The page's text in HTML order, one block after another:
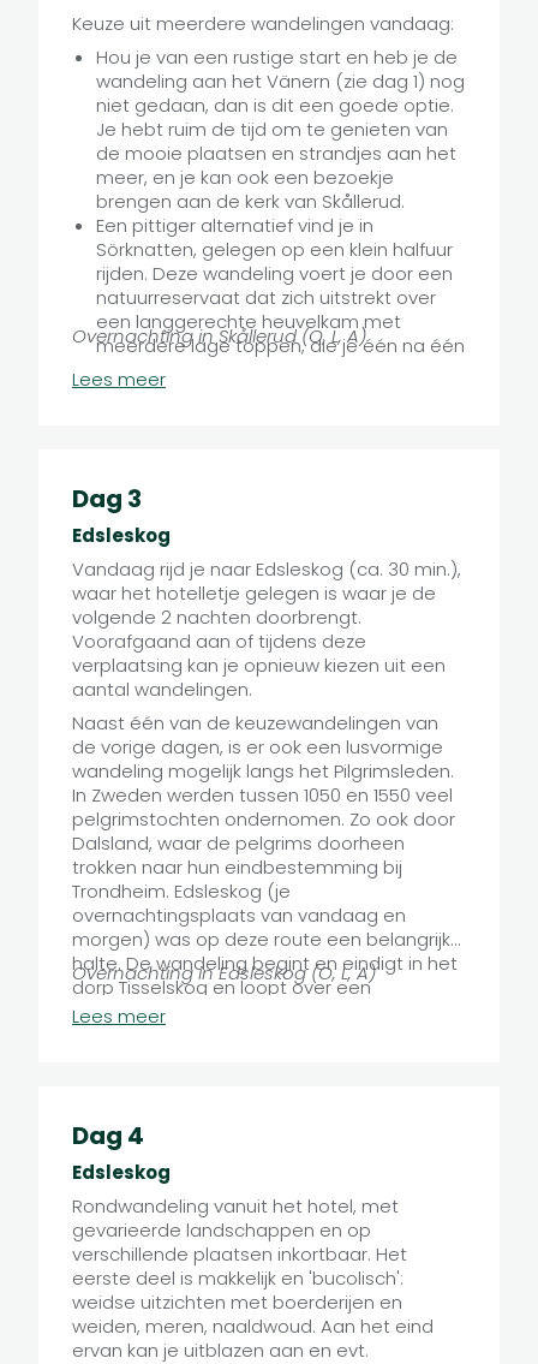
Keuze uit meerdere wandelingen vandaag:
Hou je van een rustige start en heb je de
wandeling aan het Vänern (zie dag 1) nog
niet gedaan, dan is dit een goede optie.
Je hebt ruim de tijd om te genieten van
de mooie plaatsen en strandjes aan het
meer, en je kan ook een bezoekje
brengen aan de kerk van Skållerud.
Een pittiger alternatief vind je in
Sörknatten, gelegen op een klein halfuur
rijden. Deze wandeling voert je door een
natuurreservaat dat zich uitstrekt over
een langgerechte heuvelkam met
meerdere lage toppen, die je één na één
uitbreiding mogelijk tot 18 km.
van techniek uit de 19de eeuw, en
vandaag een toeristische attractie. Hier
begint en eindigt de wandeling langs
enkele meren en veengebied, over stille
wegen en paden, waaronder een stukje
van het Pilgrimsleden of Pelgrimspad (zie
uitleg bij dag 3). Tocht van 13 km.
Overnachting in Skållerud (O, L, A)
Lees meer
Dag 3
Edsleskog
Vandaag rijd je naar Edsleskog (ca. 30 min.),
waar het hotelletje gelegen is waar je de
volgende 2 nachten doorbrengt.
Voorafgaand aan of tijdens deze
verplaatsing kan je opnieuw kiezen uit een
aantal wandelingen.
Naast één van de keuzewandelingen van
de vorige dagen, is er ook een lusvormige
wandeling mogelijk langs het Pilgrimsleden.
In Zweden werden tussen 1050 en 1550 veel
pelgrimstochten ondernomen. Zo ook door
Dalsland, waar de pelgrims doorheen
trokken naar hun eindbestemming bij
Trondheim. Edsleskog (je
overnachtingsplaats van vandaag en
morgen) was op deze route een belangrijke
halte. De wandeling begint en eindigt in het
dorp Tisselskog en loopt over een
rotsplateau, langs meren en beken en door
Overnachting in Edsleskog (O, L, A)
Lees meer
Dag 4
Edsleskog
Rondwandeling vanuit het hotel, met
gevarieerde landschappen en op
verschillende plaatsen inkortbaar. Het
eerste deel is makkelijk en 'bucolisch':
weidse uitzichten met boerderijen en
weiden, meren, naaldwoud. Aan het eind
ervan kan je uitblazen aan en evt.